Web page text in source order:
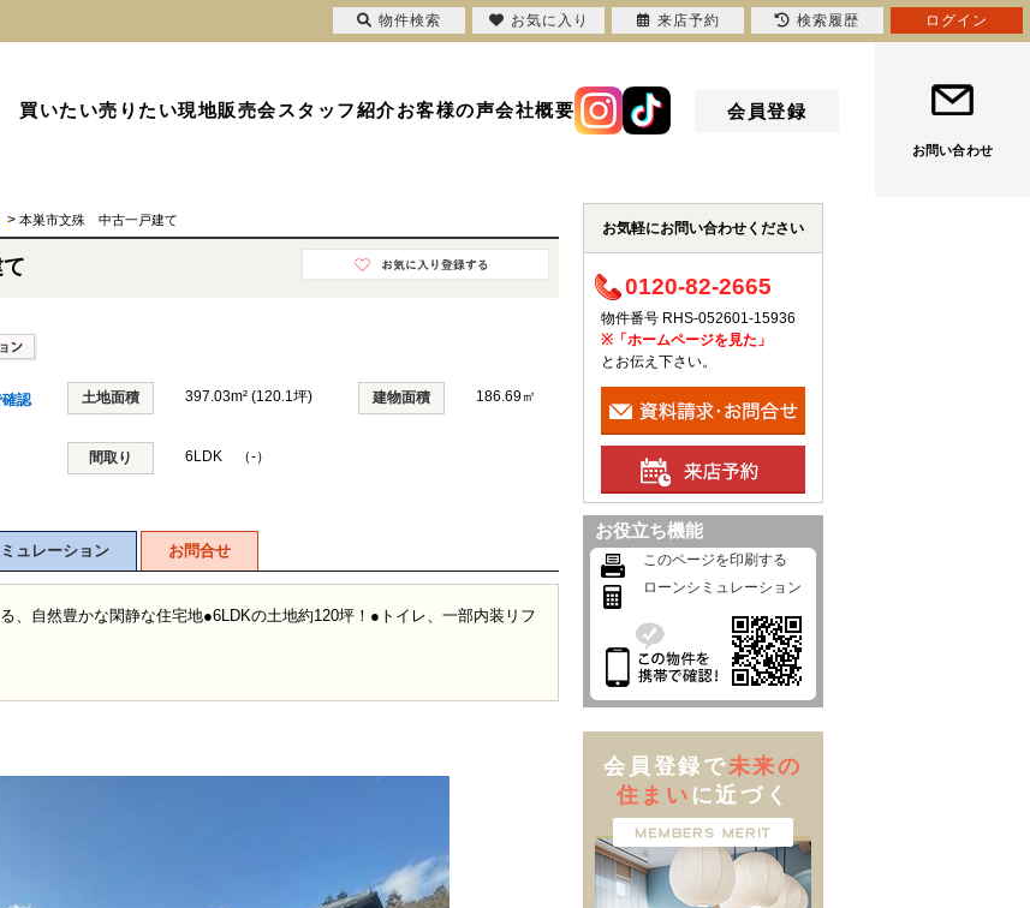
買いたい売りたい現地販売会スタッフ紹介お客様の声会社概要 会員登録
お問い合わせ
> 本巣市文殊 中古一戸建て
認
土地面積 397.03m² (120.1坪) 建物面積 186.69㎡
間取り 6LDK （-）
ュレーション お問合せ
、自然豊かな閑静な住宅地●6LDKの土地約120坪！●トイレ、一部内装リフ
お気軽にお問い合わせください
0120-82-2665
物件番号 RHS-052601-15936
※「ホームページを見た」
とお伝え下さい。
お役立ち機能
このページを印刷する
ローンシミュレーション
会員登録で未来の
住まい に近づく
物件検索 お気に入り 来店予約 検索履歴 ログイン